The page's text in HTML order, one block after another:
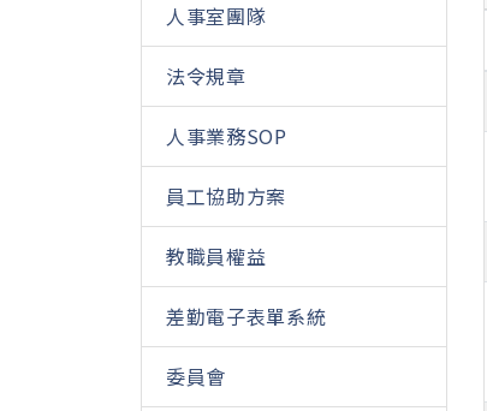
人事室團隊
法令規章
人事業務SOP
員工協助方案
教職員權益
差勤電子表單系統
委員會